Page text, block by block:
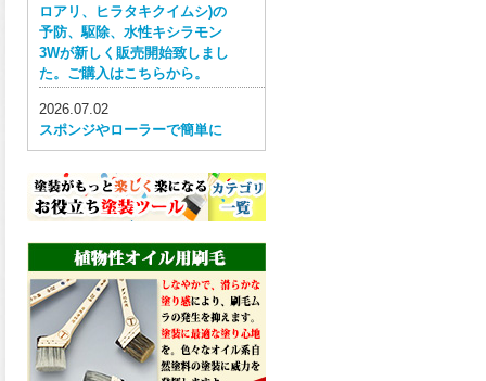
ロアリ、ヒラタキクイムシ)の
予防、駆除、水性キシラモン
3Wが新しく販売開始致しまし
た。ご購入はこちらから。
2026.07.02
スポンジやローラーで簡単に
塗ってはがせる目かくし用水
性塗料、窓ガラス用目隠しペ
イントが新しく販売開始致し
ました。ご購入はこちらか
2026.06.30
ウレタン特有の網目構造の反
応塗膜は、強靭で耐衝撃性、
耐擦り傷性、耐摩耗性に優れ
た機能を発揮、フローンフル
トップが新しく販売開始致し